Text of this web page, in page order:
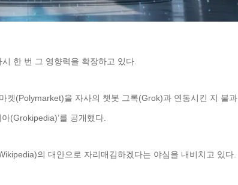
한 번 그 영향력을 확장하고 있다.
켓(Polymarket)을 자사의 챗봇 그록(Grok)과 연동시킨 지 불과
(Grokipedia)’를 공개했다.
의 대안으로 자리매김하겠다는 야심을 내비치고 있다.